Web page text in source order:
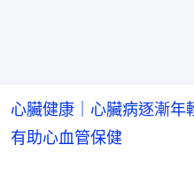
心臟健康｜心臟病逐漸
有助心血管保健